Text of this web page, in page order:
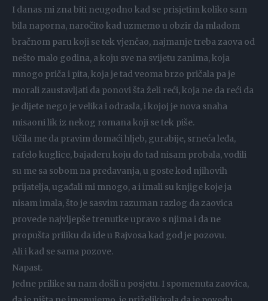
I danas mi zna biti neugodno kad se prisjetim koliko sam
bila naporna, naročito kad uzmemo u obzir da mladom
bračnom paru koji se tek vjenčao, najmanje treba zaova od
nešto malo godina, a koju sve na svijetu zanima, koja
mnogo priča i pita, koja je tad veoma brzo pričala pa je
morali zaustavljati da ponovi šta želi reći, koja ne da reći da
je dijete nego je velika i odrasla, i kojoj je nova snaha
misaoni lik iz nekog romana koji se tek piše.
Učila me da pravim domaći hljeb, gurabije, srneća leđa,
rafelo kuglice, bajaderu koju do tad nisam probala, vodili
su me sa sobom na predavanja, u goste kod njihovih
prijatelja, ugađali mi mnogo, a i imali su knjige koje ja
nisam imala, što je sasvim razuman razlog da zaovica
provede najvljepše trenutke upravo s njima i da ne
propušta priliku da ide u Rajvosa kad god je pozovu.
Ali i kad se sama pozove.
Napast.
Jedne prilike su nam došli u posjetu. I spomenuta zaovica,